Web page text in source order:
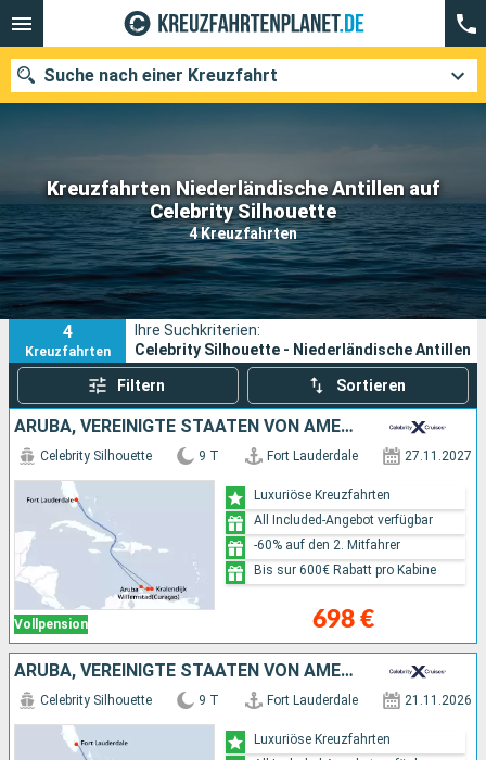
Kreuzfahrten Niederländische Antillen auf
Celebrity Silhouette
4 Kreuzfahrten
Suche nach einer Kreuzfahrt
Unsere Ziele
Abfahrtsmonat
Häfen Reedereien
Suchen
4
Kreuzfahrten
Ihre Suchkriterien:
Celebrity Silhouette - Niederländische Antillen
Filtern Sortieren
ARUBA, VEREINIGTE STAATEN VON AMERIKA
Vollpension
Celebrity Silhouette 9 T Fort Lauderdale 27.11.2027
698 €
Luxuriöse Kreuzfahrten
All Included-Angebot verfügbar
-60% auf den 2. Mitfahrer
Bis sur 600€ Rabatt pro Kabine
ARUBA, VEREINIGTE STAATEN VON AMERIKA
Celebrity Silhouette 9 T Fort Lauderdale 21.11.2026
Luxuriöse Kreuzfahrten